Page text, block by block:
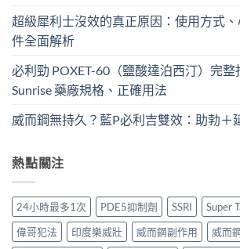
超級犀利士沒效的真正原因：使用方式
件全面解析
必利勁 POXET-60（鹽酸達泊西汀）完整
Sunrise 藥廠規格、正確用法
威而鋼無持久？藍P必利吉雙效：助勃＋
熱點關注
24小時最多1次 PDE5抑制劑 SSRI Super
偉哥犯法
印度樂威壯 威而鋼副作用
威而